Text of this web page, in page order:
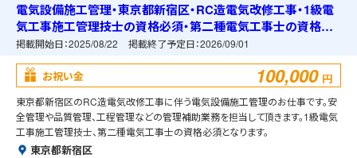
電気設備施工管理・東京都新宿区・RC造電気改修工事・1級電
気工事施工管理技士の資格必須・第二種電気工事士の資格必
須・宿舎の準備可能
掲載開始日：2025/08/22 掲載終了予定日：2026/09/01
お祝い金 100,000 円
東京都新宿区のRC造電気改修工事に伴う電気設備施工管理のお仕事です。安
全管理や品質管理、工程管理などの管理補助業務を担当して頂きます。1級電気
工事施工管理技士、第二種電気工事士の資格必須となります。
東京都新宿区